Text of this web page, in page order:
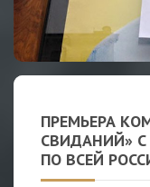
ПРЕМЬЕРА
СВИДАНИЙ»
ПО ВСЕЙ